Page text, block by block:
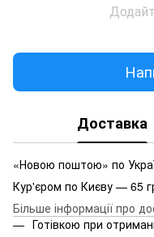
Доставка
«Новою поштою» по
Кур'єром по Києву — 65
Більше інформації про
Готівкою при